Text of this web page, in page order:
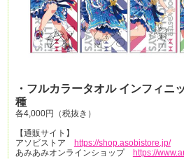
・フルカラータオル インフィニ
種
各4,000円（税抜き）
【通販サイト】
アソビストア
https://shop.asobistore.jp/
あみあみオンラインショップ
https://